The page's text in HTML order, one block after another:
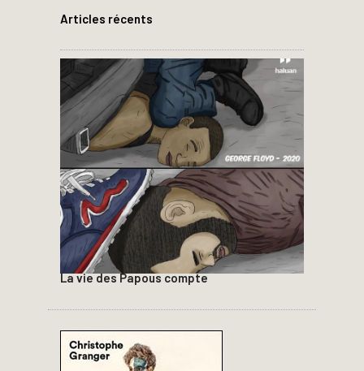
Articles récents
La vie des Papous compte